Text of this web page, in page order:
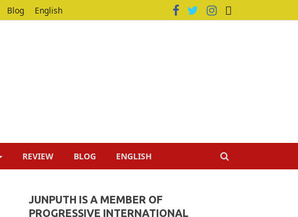
Blog English
REVIEW BLOG ENGLISH
JUNPUTH IS A MEMBER OF
PROGRESSIVE INTERNATIONAL